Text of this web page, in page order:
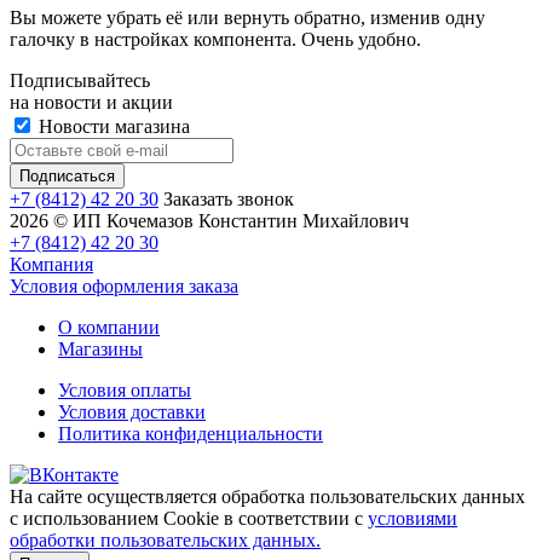
Вы можете убрать её или вернуть обратно, изменив одну
галочку в настройках компонента. Очень удобно.
Подписывайтесь
на новости и акции
Новости магазина
+7 (8412) 42 20 30 Заказать звонок
2026 © ИП Кочемазов Константин Михайлович
+7 (8412) 42 20 30
Компания
Условия оформления заказа
О компании
Магазины
Условия оплаты
Условия доставки
Политика конфиденциальности
На сайте осуществляется обработка пользовательских данных
с использованием Cookie в соответствии с условиями
обработки пользовательских данных.